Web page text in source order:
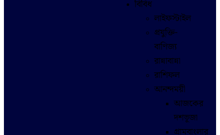
বিবিধ
লাইফস্টাইল
প্রযুক্তি-
বাণিজ্য
রান্নাবান্না
রাশিফল
আনন্দময়ী
আজকের
দশভূজা
গ্রামবাংলার